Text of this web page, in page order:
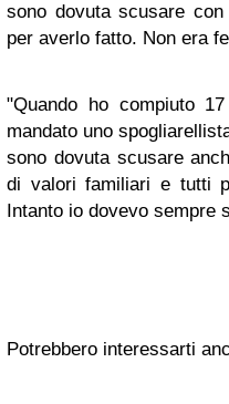
sono dovuta scusare con
per averlo fatto. Non era
"Quando ho compiuto
mandato uno
sono dovuta scusare
di valori familiari e tutti
Intanto io dovevo sempre
Potrebbero interessarti